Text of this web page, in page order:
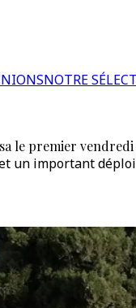
NOTRE
le premier vendredi
un important